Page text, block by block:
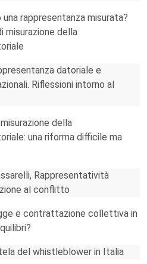
rappresentanza misurata?
misurazione della
datoriale e
Riflessioni intorno al
della
una riforma difficile ma
Rappresentatività
al conflitto
e contrattazione collettiva in
del whistleblower in Italia